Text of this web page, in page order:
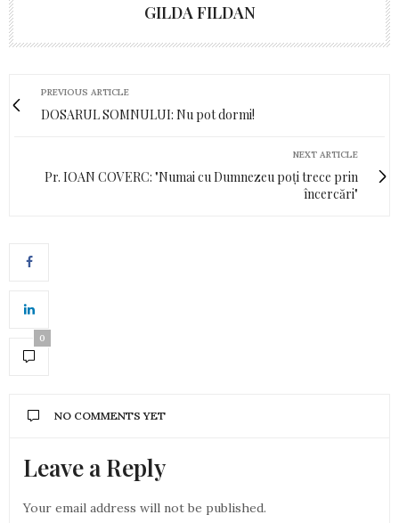
GILDA FILDAN
PREVIOUS ARTICLE
DOSARUL SOMNULUI: Nu pot dormi!
NEXT ARTICLE
Pr. IOAN COVERC: "Numai cu Dumnezeu poți trece prin
încercări"
0
NO COMMENTS YET
Leave a Reply
Your email address will not be published.